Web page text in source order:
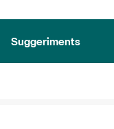
Suggeriments